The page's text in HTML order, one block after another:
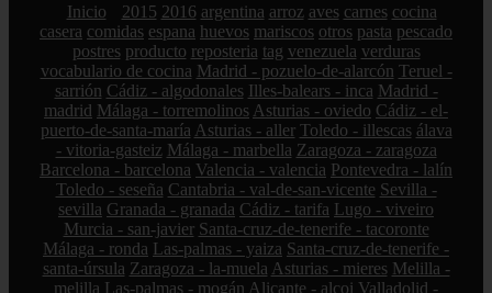
Inicio 2015 2016 argentina arroz aves carnes cocina
casera comidas espana huevos mariscos otros pasta pescado
postres producto reposteria tag venezuela verduras
vocabulario de cocina Madrid - pozuelo-de-alarcón Teruel -
sarrión Cádiz - algodonales Illes-balears - inca Madrid -
madrid Málaga - torremolinos Asturias - oviedo Cádiz - el-
puerto-de-santa-maría Asturias - aller Toledo - illescas álava
- vitoria-gasteiz Málaga - marbella Zaragoza - zaragoza
Barcelona - barcelona Valencia - valencia Pontevedra - lalín
Toledo - seseña Cantabria - val-de-san-vicente Sevilla -
sevilla Granada - granada Cádiz - tarifa Lugo - viveiro
Murcia - san-javier Santa-cruz-de-tenerife - tacoronte
Málaga - ronda Las-palmas - yaiza Santa-cruz-de-tenerife -
santa-úrsula Zaragoza - la-muela Asturias - mieres Melilla -
melilla Las-palmas - mogán Alicante - alcoi Valladolid -